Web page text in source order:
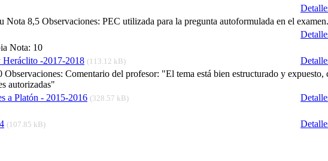
8,5 Observaciones: PEC utilizada para la pregunta autoformulada en el examen.
Nota: 10
Heráclito -2017-2018 (113.12 kB)
Comentario del profesor: "El tema está bien estructurado y expuesto,
autorizadas"
a Platón - 2015-2016 (328.57 kB)
(107.85 kB)